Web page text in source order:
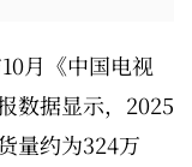
月《中国电视
数据显示，2025
量约为324万